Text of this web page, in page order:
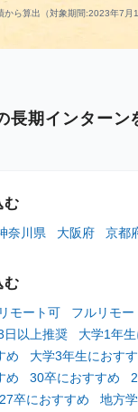
ら算出（対象期間:2023年7月1
長期インターン
む
奈川県 大阪府 京都
む
モート可
フルリモー
日以上推奨
大学1年
め
大学3年生におす
め
30卒におすすめ
27卒におすすめ
地方